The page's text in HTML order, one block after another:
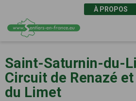
au
contenu
principal
À PROPOS
Saint-Saturnin-du-
Circuit de Renazé
du Limet